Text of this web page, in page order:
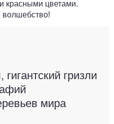
красными цветами.
волшебство!
гризли
мира